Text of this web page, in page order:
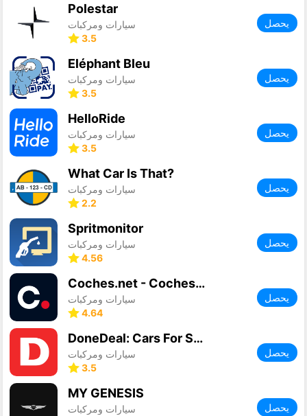
Polestar
سيارات ومركبات
3.5
يحصل
Eléphant Bleu
سيارات ومركبات
3.5
يحصل
HelloRide
سيارات ومركبات
3.5
يحصل
What Car Is That?
سيارات ومركبات
2.2
يحصل
Spritmonitor
سيارات ومركبات
4.56
يحصل
Coches.net - Coches de Ocasión
سيارات ومركبات
4.64
يحصل
DoneDeal: Cars For Sale
سيارات ومركبات
3.5
يحصل
MY GENESIS
سيارات ومركبات
يحصل